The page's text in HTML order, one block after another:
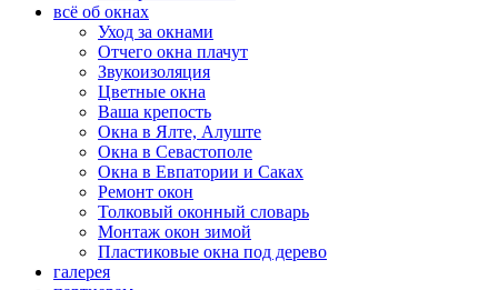
всё об окнах
Уход за окнами
Отчего окна плачут
Звукоизоляция
Цветные окна
Ваша крепость
Окна в Ялте, Алуште
Окна в Севастополе
Окна в Евпатории и Саках
Ремонт окон
Толковый оконный словарь
Монтаж окон зимой
Пластиковые окна под дерево
галерея